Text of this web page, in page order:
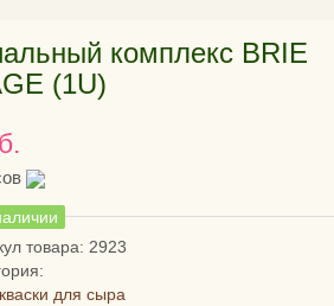
комплекс BRIE
(1U)
товара: 2923
для сыра